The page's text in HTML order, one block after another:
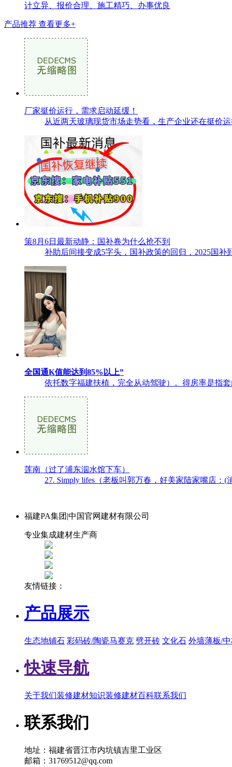
计立异、报价合理、施工精巧、办事优良
产品推荐 查看更多+
厂家挺价运行，需求启动延缓！
从近两天玻璃现货市场走势看，生产企业还在挺价
策8月6日最新动静：国补卷为什么抢不到
补助后间接变成5字头，国补政策的回归，2025国
全国通K值能达到85%以上”
依托数字福建扶植，完全从动驾驶）。得房率是指
莲南（过了浦东泅水馆下车）
27. Simply lifes（老板叫郭万春，好美家陆家嘴店：
福建PA集团|中国官网建材有限公司
专业集成建材生产商
友情链接：
产品展示
生态地铺石 彩码砖/陶瓷马赛克 劈开砖 文化石 外墙薄板/中
快速导航
关于我们装修建材知识装修建材百科联系我们
联系我们
地址：福建省晋江市内坑镇吉里工业区
邮箱：31769512@qq.com